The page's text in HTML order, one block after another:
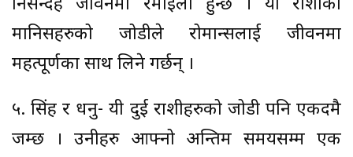
निसन्देह जीवनमा रमाईलो हुन्छ । यी राशीका
मानिसहरुको जोडीले रोमान्सलाई जीवनमा
महत्पूर्णका साथ लिने गर्छन् ।
५. सिंह र धनु- यी दुई राशीहरुको जोडी पनि एकदमै
जम्छ । उनीहरु आफ्नो अन्तिम समयसम्म एक